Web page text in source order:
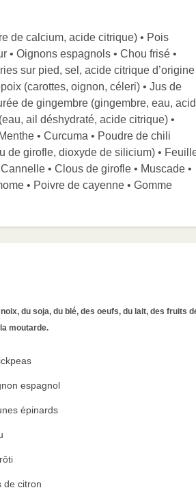
de calcium, acide citrique) • Pois
• Oignons espagnols • Chou frisé •
sur pied, sel, acide citrique d’origine
(carottes, oignon, céleri) • Jus de
de gingembre (gingembre, eau,
ail déshydraté, acide citrique) •
• Curcuma • Poudre de chili
de girofle, dioxyde de silicium) •
• Clous de girofle • Muscade •
• Poivre de cayenne • Gomme
du soja, du blé, des oeufs, du lait, des fruits
moutarde.
espagnol
épinards
de citron